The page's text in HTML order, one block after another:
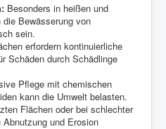
Besonders in heißen und
Bewässerung von
sein.
erfordern kontinuierliche
Schäden durch Schädlinge
Pflege mit chemischen
kann die Umwelt belasten.
Flächen oder bei schlechter
und Erosion